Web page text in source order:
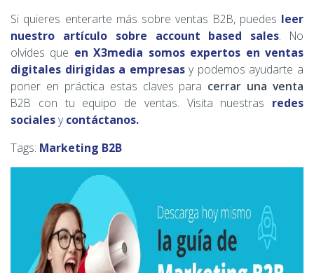
Si quieres enterarte más sobre ventas B2B, puedes leer
nuestro artículo sobre account based sales. No
olvides que en X3media somos expertos en ventas
digitales dirigidas a empresasy podemos ayudarte a
poner en práctica estas claves para cerrar una venta
B2B con tu equipo de ventas. Visita nuestras redes
socialesy contáctanos.
Tags: Marketing B2B